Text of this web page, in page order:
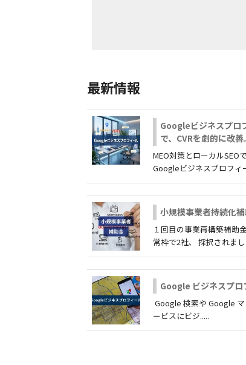
最新情報
Googleビジネスプロ
で、CVRを劇的に改善。
MEO対策とローカルSEO
Googleビジネスプロフィ
小規模事業者持続化補
１回目の事業再構築補助
常枠で2社、 採択されま
Google ビジネスプロ
Google 検索や Google
ービスにビジ.....